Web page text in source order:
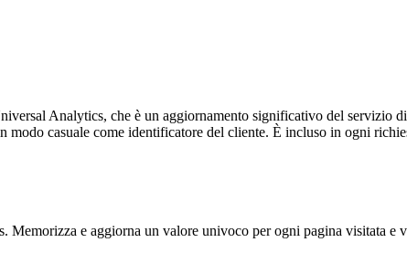
Analytics, che è un aggiornamento significativo del servizio
modo casuale come identificatore del cliente. È incluso in ogni
Memorizza e aggiorna un valore univoco per ogni pagina visitata e